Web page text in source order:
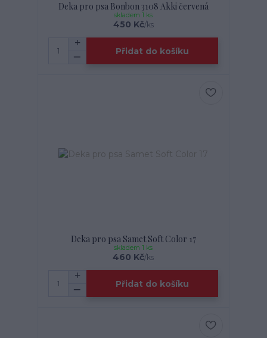
Deka pro psa Bonbon 3108 Akki červená
450 Kč/ks
skladem 1 ks
Přidat do košíku
Deka pro psa Samet Soft Color 17
460 Kč/ks
skladem 1 ks
Přidat do košíku